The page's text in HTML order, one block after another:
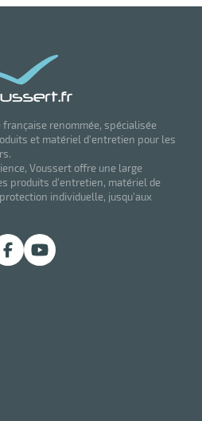
renommée, spécialisée
et matériel d'entretien pour les
Voussert offre une large
produits d'entretien, matériel de
individuelle, jusqu'aux